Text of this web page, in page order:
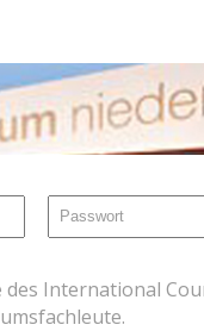
International